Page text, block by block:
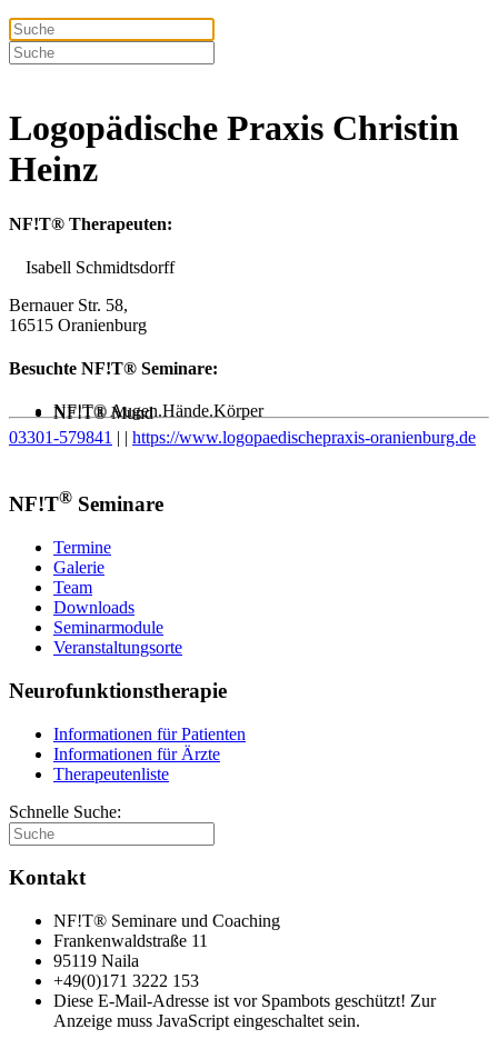
Logopädische Praxis Christin
Heinz
NF!T® Therapeuten:
Isabell Schmidtsdorff
Bernauer Str. 58,
16515 Oranienburg
Besuchte NF!T® Seminare:
NF!T® Mund
NF!T® Augen.Hände.Körper
03301-579841 | | https://www.logopaedischepraxis-oranienburg.de
NF!T® Seminare
Termine
Galerie
Team
Downloads
Seminarmodule
Veranstaltungsorte
Neurofunktionstherapie
Informationen für Patienten
Informationen für Ärzte
Therapeutenliste
Schnelle Suche:
Kontakt
NF!T® Seminare und Coaching
Frankenwaldstraße 11
95119 Naila
+49(0)171 3222 153
Diese E-Mail-Adresse ist vor Spambots geschützt! Zur
Anzeige muss JavaScript eingeschaltet sein.